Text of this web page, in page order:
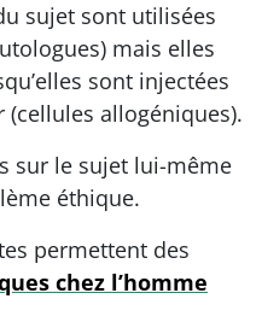
sujet sont utilisées
mais elles
sont injectées
allogéniques).
sur le sujet lui-même
éthique.
permettent des
chez l’homme